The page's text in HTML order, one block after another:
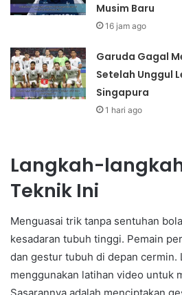
Musim Baru
16 jam ago
Garuda Gagal
Setelah Unggul
Singapura
1 hari ago
Langkah-
Teknik Ini
Menguasai trik tanpa sentuhan
kesadaran tubuh tinggi. Pemain
dan gestur tubuh di depan cermin.
menggunakan latihan video untuk